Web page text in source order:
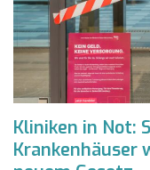
Kliniken in Not:
Krankenhäuser